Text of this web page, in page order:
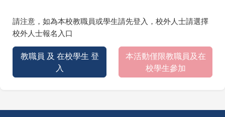
請注意，如為本校教職員或學生請先登入，校外人士請選擇
校外人士報名入口
教職員 及 在校學生 登
入
本活動僅限教職員及在
校學生參加